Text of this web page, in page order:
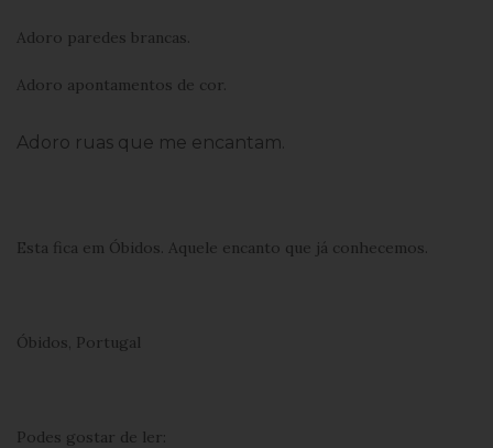
Adoro paredes brancas.
Adoro apontamentos de cor.
Adoro ruas que me encantam.
Esta fica em Óbidos. Aquele encanto que já conhecemos.
Óbidos, Portugal
Podes gostar de ler: